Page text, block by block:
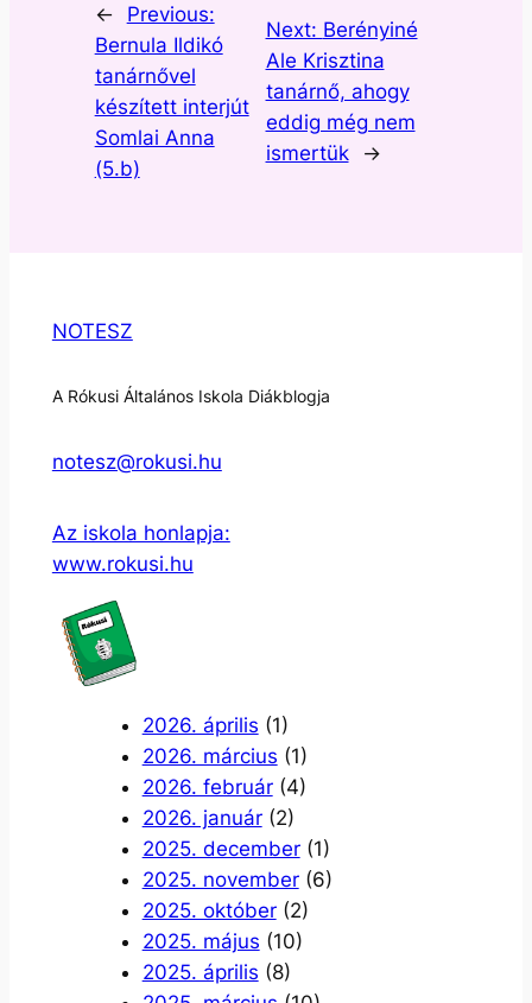
←
Previous:
Bernula Ildikó
tanárnővel
készített interjút
Somlai Anna
(5.b)
Next: Berényiné
Ale Krisztina
tanárnő, ahogy
eddig még nem
ismertük
→
NOTESZ
A Rókusi Általános Iskola Diákblogja
notesz@rokusi.hu
Az iskola honlapja:
www.rokusi.hu
2026. április (1)
2026. március (1)
2026. február(4)
2026. január(2)
2025. december(1)
2025. november(6)
2025. október(2)
2025. május (10)
2025. április (8)